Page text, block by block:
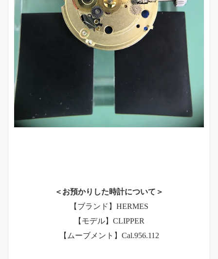
＜お預かりした時計について＞
【ブランド】HERMES
【モデル】CLIPPER
【ムーブメント】Cal.956.112